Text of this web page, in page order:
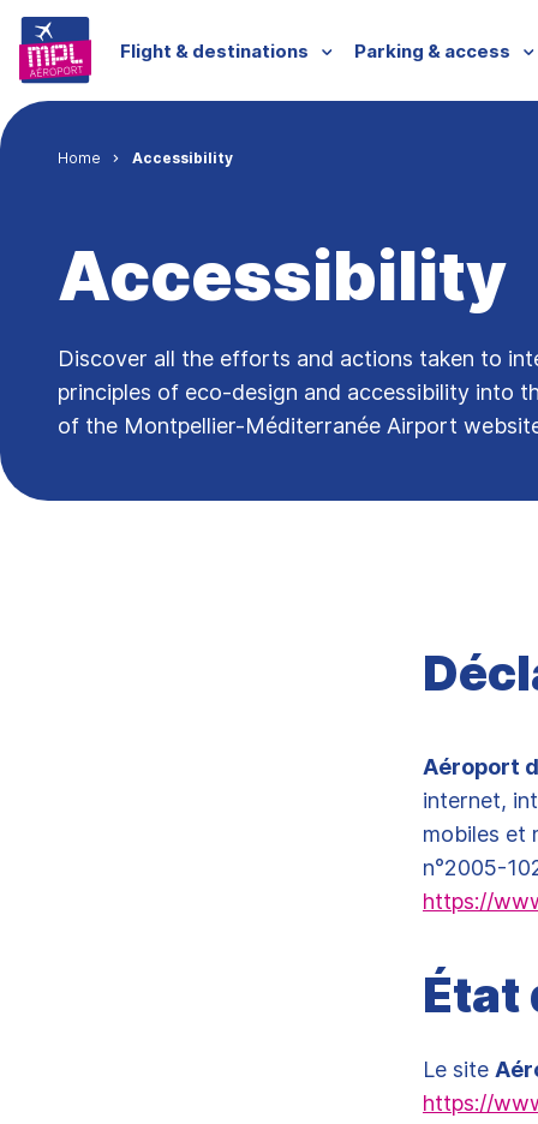
Skip to main content
Menu passagers
Flight & destinations Parking & access
Breadcrumb
Home Accessibility
Accessibility
Discover all the efforts and actions taken to
principles of eco-design and accessibility into
of the Montpellier-Méditerranée Airport
Aéroport
internet,
mobiles et
n°2005-
https://
État
Le site
https://